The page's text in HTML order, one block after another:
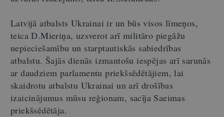
Latvijā atbalsts Ukrainai ir un būs visos līmeņos,
teica D.Mieriņa, uzsverot arī militāro piegāžu
nepieciešamību un starptautiskās sabiedrības
atbalstu. Šajās dienās izmantošu iespējas arī sarunās
ar daudziem parlamentu priekšsēdētājiem, lai
skaidrotu atbalstu Ukrainai un arī drošības
izaicinājumus mūsu reģionam, sacīja Saeimas
priekšsēdētāja.